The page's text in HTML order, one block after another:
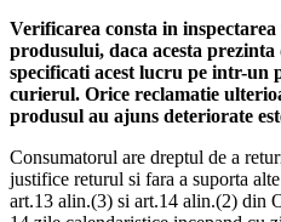
Verificarea consta in
produsului, daca acesta
specificati acest lucru pe intr-un
curierul. Orice reclamatie
produsul au ajuns deteriorate
Consumatorul are dreptul de a
justifice returul si fara a suporta
art.13 alin.(3) si art.14 alin.(2) din